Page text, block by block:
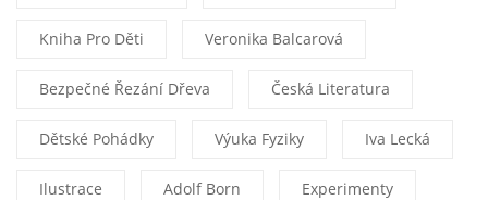
Kniha Pro Děti Veronika Balcarová
Bezpečné Řezání Dřeva Česká Literatura
Dětské Pohádky Výuka Fyziky Iva Lecká
Ilustrace Adolf Born Experimenty